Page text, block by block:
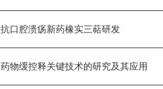
抗口腔溃疡新药橡实三萜研发
药物缓控释关键技术的研究及其应用